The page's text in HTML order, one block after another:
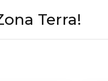
Terra!